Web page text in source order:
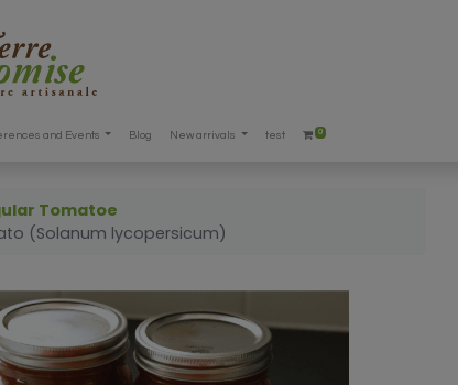
and Events Blog New arrivals test 0
Tomatoe
(Solanum lycopersicum)